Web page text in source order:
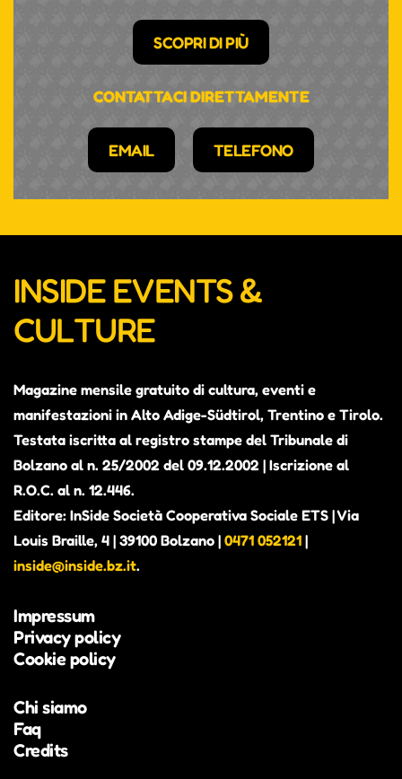
SCOPRI DI PIÙ
CONTATTACI DIRETTAMENTE
EMAIL TELEFONO
INSIDE EVENTS &
CULTURE
Magazine mensile gratuito di cultura, eventi e
manifestazioni in Alto Adige-Südtirol, Trentino e Tirolo.
Testata iscritta al registro stampe del Tribunale di
Bolzano al n. 25/2002 del 09.12.2002 | Iscrizione al
R.O.C. al n. 12.446.
Editore: InSide Società Cooperativa Sociale ETS | Via
Louis Braille, 4 | 39100 Bolzano | 0471 052121 |
inside@inside.bz.it.
Impressum
Privacy policy
Cookie policy
Chi siamo
Faq
Credits